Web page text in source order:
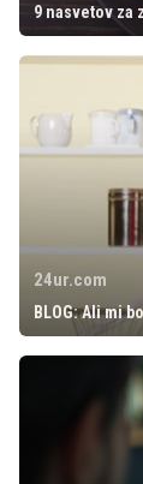
9 nasvetov za
24ur.com
BLOG: Ali mi